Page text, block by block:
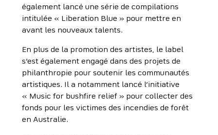
également lancé une série de compilations
intitulée « Liberation Blue » pour mettre en
avant les nouveaux talents.
En plus de la promotion des artistes, le label
s’est également engagé dans des projets de
philanthropie pour soutenir les communautés
artistiques. Il a notamment lancé l’initiative
« Music for bushfire relief » pour collecter des
fonds pour les victimes des incendies de forêt
en Australie.